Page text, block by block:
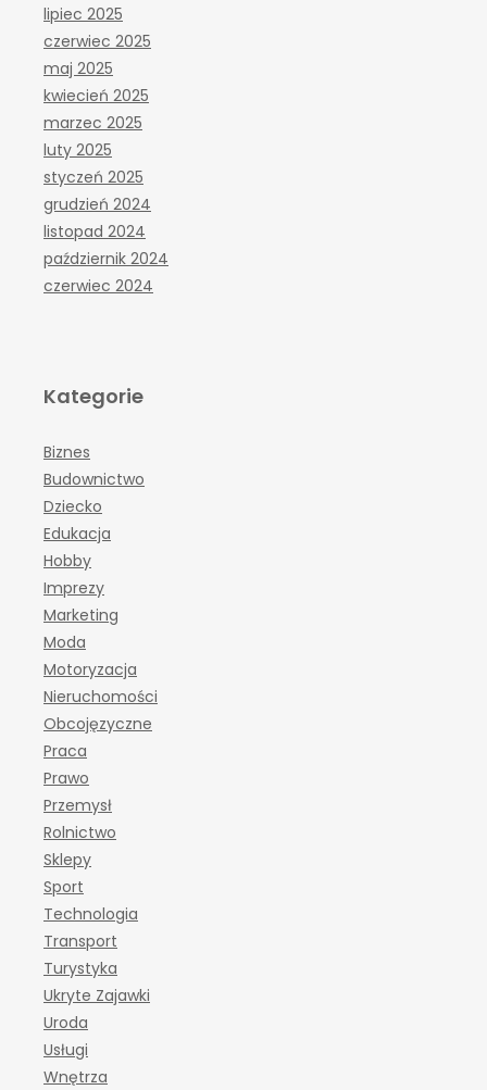
lipiec 2025
czerwiec 2025
maj 2025
kwiecień 2025
marzec 2025
luty 2025
styczeń 2025
grudzień 2024
listopad 2024
październik 2024
czerwiec 2024
Kategorie
Biznes
Budownictwo
Dziecko
Edukacja
Hobby
Imprezy
Marketing
Moda
Motoryzacja
Nieruchomości
Obcojęzyczne
Praca
Prawo
Przemysł
Rolnictwo
Sklepy
Sport
Technologia
Transport
Turystyka
Ukryte Zajawki
Uroda
Usługi
Wnętrza